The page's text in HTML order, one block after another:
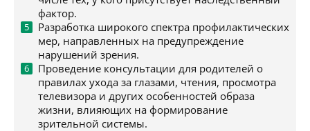
фактор.
Разработка широкого спектра профилактических
мер, направленных на предупреждение
нарушений зрения.
Проведение консультации для родителей о
правилах ухода за глазами, чтения, просмотра
телевизора и других особенностей образа
жизни, влияющих на формирование
зрительной системы.